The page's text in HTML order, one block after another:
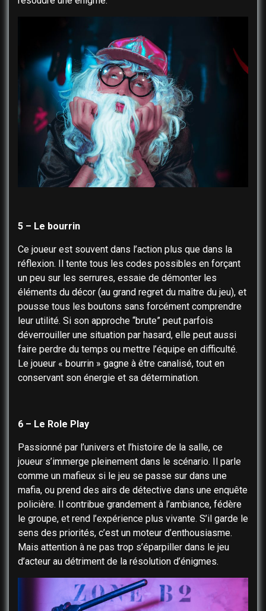
5 – Le bourrin
Ce joueur est souvent dans l’action plus que dans la
réflexion. Il tente tous les codes possibles en forçant
un peu sur les serrures, essaie de démonter les
éléments du décor (au grand regret du maître du jeu), et
pousse tous les boutons sans forcément comprendre
leur utilité. Si son approche “brute” peut parfois
déverrouiller une situation par hasard, elle peut aussi
faire perdre du temps ou mettre l’équipe en difficulté.
Le joueur « bourrin » gagne à être canalisé, tout en
conservant son énergie et sa détermination.
6 – Le Role Play
Passionné par l’univers et l’histoire de la salle, ce
joueur s’immerge pleinement dans le scénario. Il parle
comme un mafieux si le jeu se passe sur dans une
mafia, ou prend des airs de détective dans une enquête
policière. Il contribue grandement à l’ambiance, fédère
le groupe, et rend l’expérience plus vivante. S’il garde le
sens des priorités, c’est un moteur d’enthousiasme.
Mais attention à ne pas trop s’éparpiller dans le jeu
d’acteur au détriment de la résolution d’énigmes.